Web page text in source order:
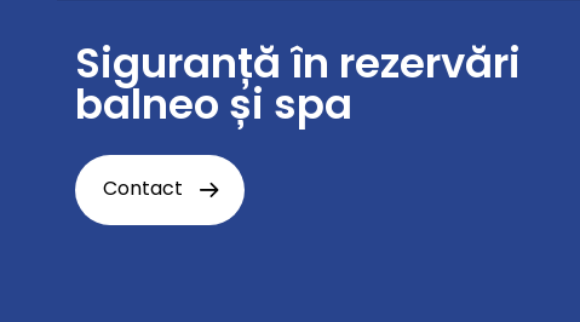
Siguranță în rezervări
balneo și spa
Contact